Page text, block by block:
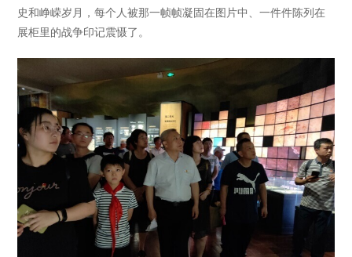
史和峥嵘岁月，每个人被那一帧帧凝固在图片中、一件件陈列在
展柜里的战争印记震慑了。